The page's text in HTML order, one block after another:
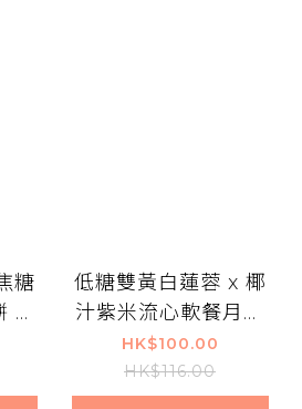
糖
禮
低糖雙黃白蓮蓉 x 椰
汁紫米流心軟餐月餅
禮盒兩件裝
HK$100.00
HK$116.00